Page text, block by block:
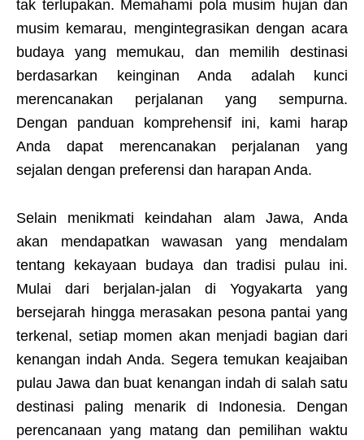
tak terlupakan. Memahami pola musim hujan dan
musim kemarau, mengintegrasikan dengan acara
budaya yang memukau, dan memilih destinasi
berdasarkan keinginan Anda adalah kunci
merencanakan perjalanan yang sempurna.
Dengan panduan komprehensif ini, kami harap
Anda dapat merencanakan perjalanan yang
sejalan dengan preferensi dan harapan Anda.
Selain menikmati keindahan alam Jawa, Anda
akan mendapatkan wawasan yang mendalam
tentang kekayaan budaya dan tradisi pulau ini.
Mulai dari berjalan-jalan di Yogyakarta yang
bersejarah hingga merasakan pesona pantai yang
terkenal, setiap momen akan menjadi bagian dari
kenangan indah Anda. Segera temukan keajaiban
pulau Jawa dan buat kenangan indah di salah satu
destinasi paling menarik di Indonesia. Dengan
perencanaan yang matang dan pemilihan waktu